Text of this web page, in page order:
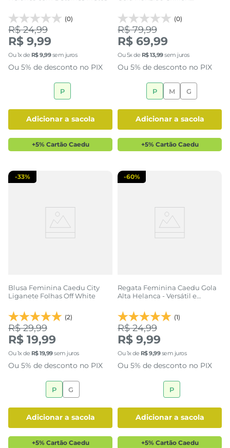
(0)
R$ 24,99
R$ 9,99
Ou1x de R$9,99sem juros
Ou 5% de desconto no PIX
P
adicionar a sacola
+5% Cartão Caedu
(0)
R$ 79,99
R$ 69,99
Ou5x de R$13,99sem juros
Ou 5% de desconto no PIX
P M G
adicionar a sacola
+5% Cartão Caedu
Blusa Feminina Caedu City
Liganete Folhas Off White
(2)
-33%
R$ 29,99
R$ 19,99
Ou1x de R$19,99sem juros
Ou 5% de desconto no PIX
P G
adicionar a sacola
+5% Cartão Caedu
Regata Feminina Caedu Gola
Alta Helanca - Versátil e
(1)
-60%
R$ 24,99
R$ 9,99
Ou1x de R$9,99sem juros
Ou 5% de desconto no PIX
P
adicionar a sacola
+5% Cartão Caedu